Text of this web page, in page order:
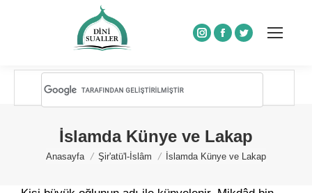
Instagram
Facebook
Twitter
İslamda Künye ve Lakap
You are here:
Anasayfa Şir'atü'l-İslâm İslamda Künye ve Lakap